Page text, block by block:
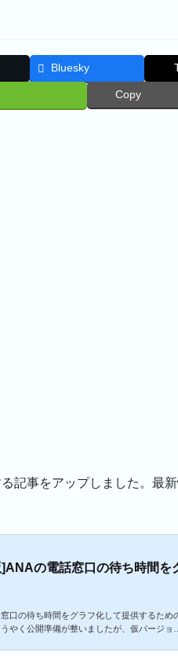
Bluesky
Copy
記事をアップしました。最
の電話窓口の待ち時間を
口の待ち時間をグラフ化して提供するため
やく公開準備が整いましたが、仮バージョン